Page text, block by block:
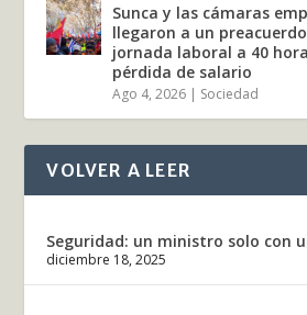
Sunca y las cámaras
llegaron a un
jornada laboral a 40
pérdida de salario
Ago 4, 2026 | Sociedad
VOLVER A LEER
Seguridad: un ministro solo con
diciembre 18, 2025